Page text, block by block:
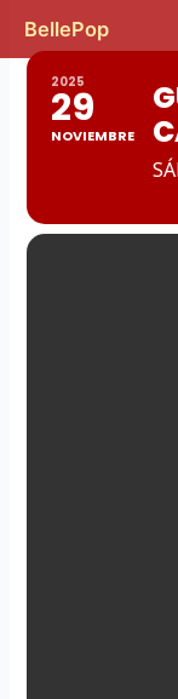
contenido
BellePop
2025
29
NOVIEMBRE